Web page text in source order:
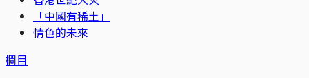
「中國有稀土」
情色的未來
欄目